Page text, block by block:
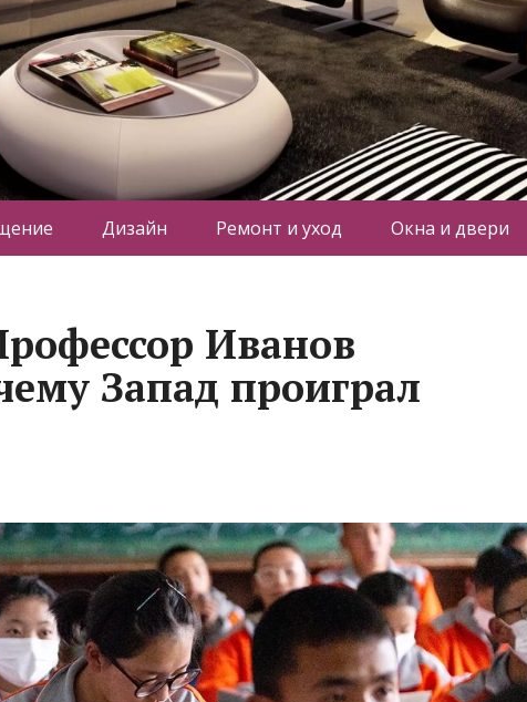
Дизайн Ремонт и уход Окна и двери
Иванов
Запад проиграл